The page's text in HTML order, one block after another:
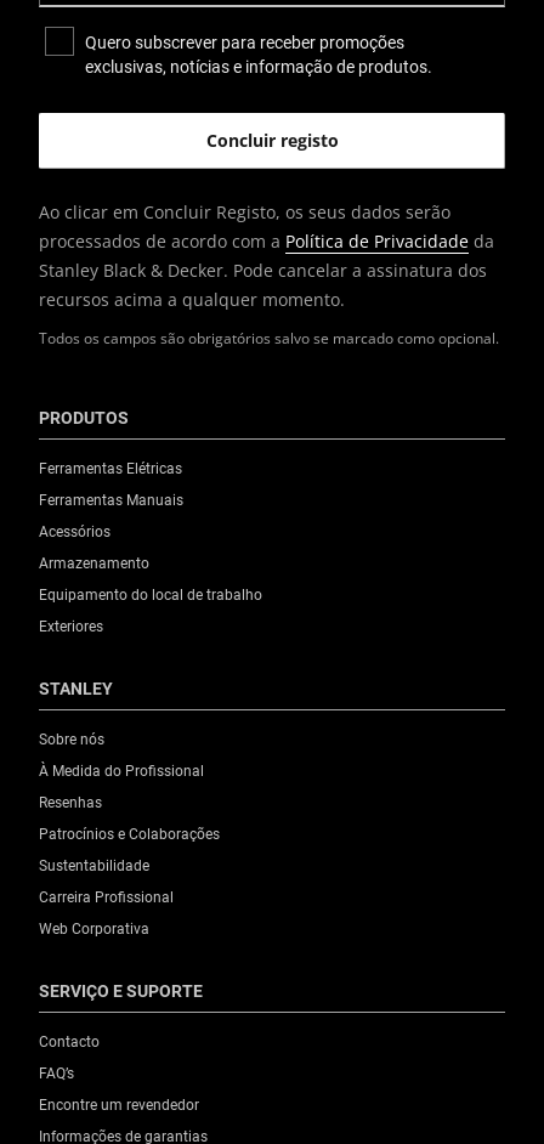
Comprimento do produto [mm]
Peso do produto [g]
56
Peso bruto do produto [g]
56
35
Normas/Normas
N/A
Capacidade de armazenamento (Pcs.)
Todos os campos são obrigatórios salvo se marcado como opcional.
Quero subscrever para receber promoções
exclusivas, notícias e informação de produtos.
Ao clicar em Concluir Registo, os seus dados serão
processados de acordo com a Política de Privacidade da
Stanley Black & Decker. Pode cancelar a assinatura dos
recursos acima a qualquer momento.
PRODUTOS
Ferramentas Elétricas
Ferramentas Manuais
Acessórios
Armazenamento
Equipamento do local de trabalho
Exteriores
STANLEY
Sobre nós
À Medida do Profissional
Resenhas
Patrocínios e Colaborações
Sustentabilidade
Carreira Profissional
Web Corporativa
SERVIÇO E SUPORTE
Contacto
FAQ’s
Encontre um revendedor
Informações de garantias